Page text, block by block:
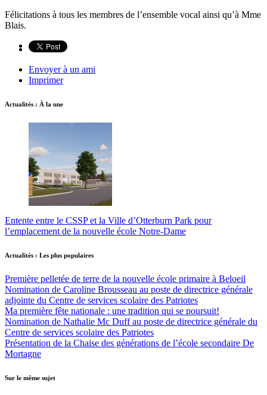
Félicitations à tous les membres de l’ensemble vocal ainsi qu’à Mme
Blais.
Envoyer à un ami
Imprimer
Actualités : À la une
Entente entre le CSSP et la Ville d’Otterburn Park pour
l’emplacement de la nouvelle école Notre-Dame
Actualités : Les plus populaires
Première pelletée de terre de la nouvelle école primaire à Beloeil
Nomination de Caroline Brousseau au poste de directrice générale
adjointe du Centre de services scolaire des Patriotes
Ma première fête nationale : une tradition qui se poursuit!
Nomination de Nathalie Mc Duff au poste de directrice générale du
Centre de services scolaire des Patriotes
Présentation de la Chaise des générations de l’école secondaire De
Mortagne
Sur le même sujet